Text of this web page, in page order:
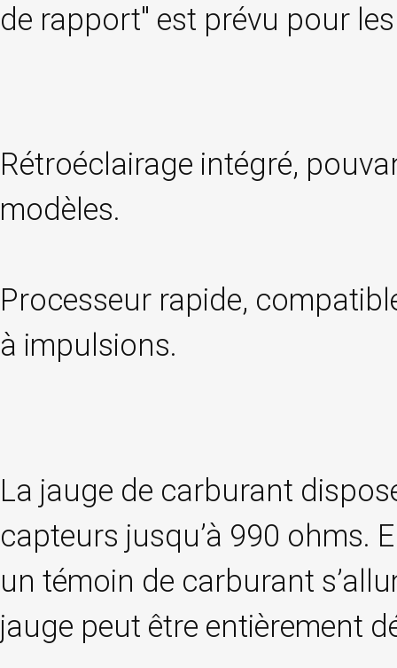
de rapport" est prévu pour
Rétroéclairage intégré,
modèles.
Processeur rapide,
à impulsions.
La jauge de carburant
capteurs jusqu’à 990 ohms.
un témoin de carburant
jauge peut être entièrement